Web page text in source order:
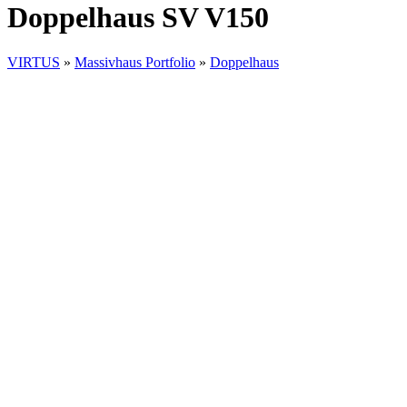
Doppelhaus SV V150
VIRTUS » Massivhaus Portfolio » Doppelhaus